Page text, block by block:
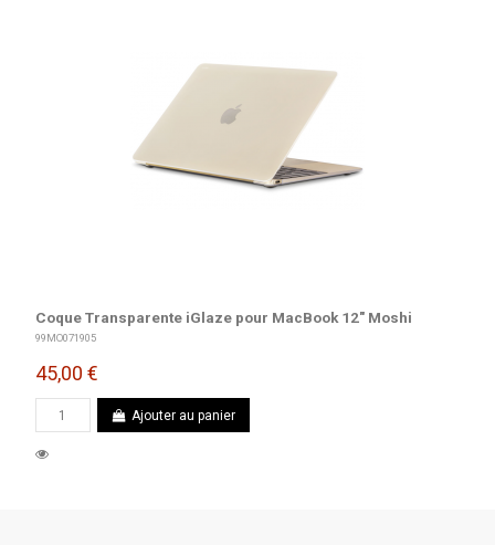
Coque Transparente iGlaze pour MacBook 12" Moshi
99MO071905
45,00 €
Ajouter au panier